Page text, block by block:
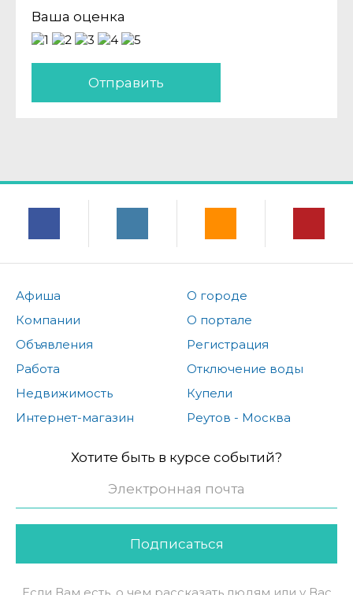
Ваша оценка
Отправить
Афиша
Компании
Объявления
Работа
Недвижимость
Интернет-магазин
О городе
О портале
Регистрация
Отключение воды
Купели
Реутов - Москва
Хотите быть в курсе событий?
Подписаться